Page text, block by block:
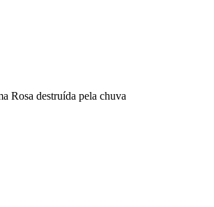
Rosa destruída pela chuva